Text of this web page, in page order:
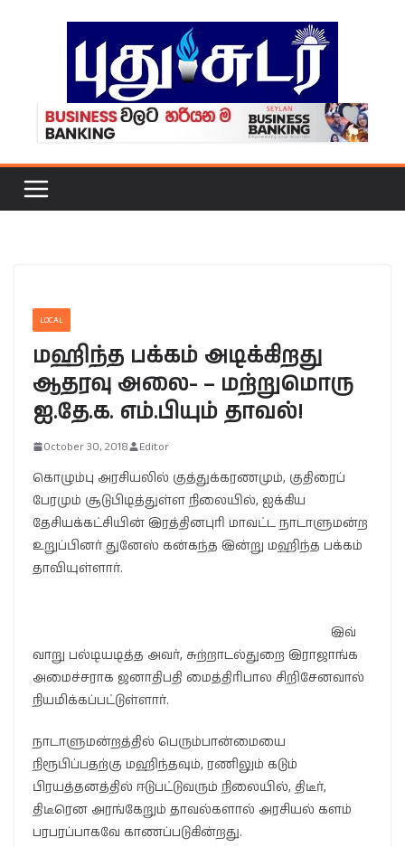
LOCAL
மஹிந்த பக்கம் அடிக்கிறது
ஆதரவு அலை- – மற்றுமொரு
ஐ.தே.க. எம்.பியும் தாவல்!
October 30, 2018 Editor
கொழும்பு அரசியலில் குத்துக்கரணமும், குதிரைப்
பேரமும் சூடுபிடித்துள்ள நிலையில், ஐக்கிய
தேசியக்கட்சியின் இரத்தினபுரி மாவட்ட நாடாளுமன்ற
உறுப்பினர் துனேஸ் கன்கந்த இன்று மஹிந்த பக்கம்
தாவியுள்ளார்.
இவ்
வாறு பல்டியடித்த அவர், சுற்றாடல்துறை இராஜாங்க
அமைச்சராக ஜனாதிபதி மைத்திரிபால சிறிசேனவால்
நியமிக்கப்பட்டுள்ளார்.
நாடாளுமன்றத்தில் பெரும்பான்மையை
நிரூபிப்பதற்கு மஹிந்தவும், ரணிலும் கடும்
பிரயத்தனத்தில் ஈடுபட்டுவரும் நிலையில், திடீர்,
திடீரென அரங்கேறும் தாவல்களால் அரசியல் களம்
பரபரப்பாகவே காணப்படுகின்றது.